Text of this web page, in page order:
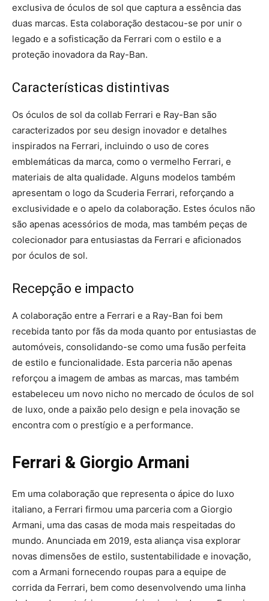
exclusiva de óculos de sol que captura a essência das
duas marcas. Esta colaboração destacou-se por unir o
legado e a sofisticação da Ferrari com o estilo e a
proteção inovadora da Ray-Ban.
Características distintivas
Os óculos de sol da collab Ferrari e Ray-Ban são
caracterizados por seu design inovador e detalhes
inspirados na Ferrari, incluindo o uso de cores
emblemáticas da marca, como o vermelho Ferrari, e
materiais de alta qualidade. Alguns modelos também
apresentam o logo da Scuderia Ferrari, reforçando a
exclusividade e o apelo da colaboração. Estes óculos não
são apenas acessórios de moda, mas também peças de
colecionador para entusiastas da Ferrari e aficionados
por óculos de sol.
Recepção e impacto
A colaboração entre a Ferrari e a Ray-Ban foi bem
recebida tanto por fãs da moda quanto por entusiastas de
automóveis, consolidando-se como uma fusão perfeita
de estilo e funcionalidade. Esta parceria não apenas
reforçou a imagem de ambas as marcas, mas também
estabeleceu um novo nicho no mercado de óculos de sol
de luxo, onde a paixão pelo design e pela inovação se
encontra com o prestígio e a performance.
Ferrari & Giorgio Armani
Em uma colaboração que representa o ápice do luxo
italiano, a Ferrari firmou uma parceria com a Giorgio
Armani, uma das casas de moda mais respeitadas do
mundo. Anunciada em 2019, esta aliança visa explorar
novas dimensões de estilo, sustentabilidade e inovação,
com a Armani fornecendo roupas para a equipe de
corrida da Ferrari, bem como desenvolvendo uma linha